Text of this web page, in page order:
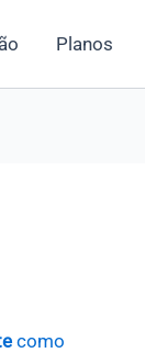
Planos
como